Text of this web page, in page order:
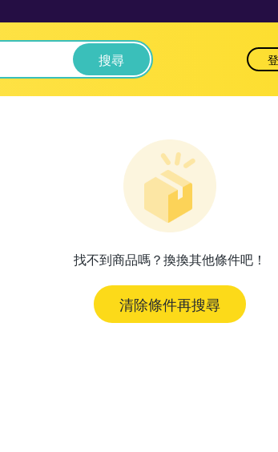
搜尋
找不到商品嗎？換換其他條件吧！
清除條件再搜尋